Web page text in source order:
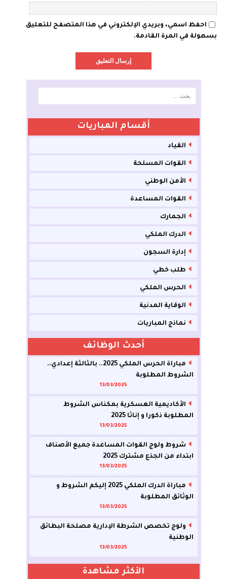
احفظ اسمي، وبريدي الإلكتروني في هذا المتصفح للتعليق
بسهولة في المرة القادمة.
أقسام المباريات
القياد
القوات المسلحة
الأمن الوطني
القوات المساعدة
الجمارك
الدرك الملكي
إدارة السجون
طلب خطي
الحرس الملكي
الوقاية المدنية
نماذج المباريات
أحدث الوظائف
مباراة الحرس الملكي 2025.. بالثالثة إعدادي..
الشروط المطلوبة
13/03/2025
الأكاديمية العسكرية بمكناس الشروط
المطلوبة ذكورا و إناثا 2025
13/03/2025
شروط ولوج القوات المساعدة جميع الأصناف
ابتداء من الجذع مشترك 2025
13/03/2025
مباراة الدرك الملكي 2025 إليكم الشروط و
الوثائق المطلوبة
13/03/2025
ولوج تخصص الشرطة الإدارية مصلحة البطائق
الوطنية
13/03/2025
الأكثر مشاهدة